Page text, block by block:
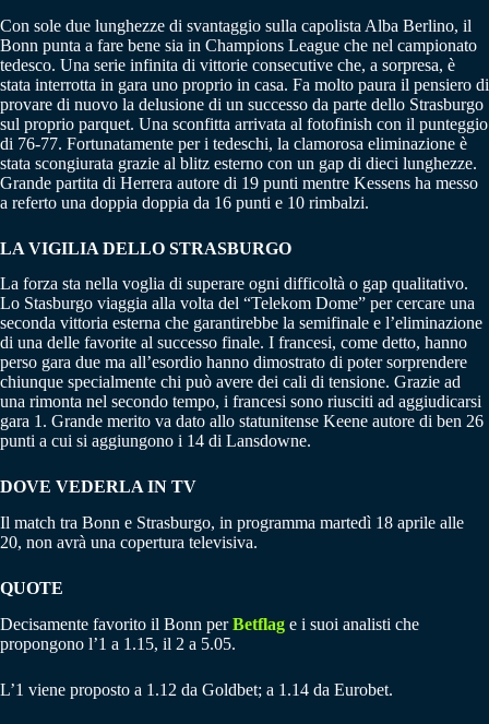
Con sole due lunghezze di svantaggio sulla capolista Alba Berlino, il
Bonn punta a fare bene sia in Champions League che nel campionato
tedesco. Una serie infinita di vittorie consecutive che, a sorpresa, è
stata interrotta in gara uno proprio in casa. Fa molto paura il pensiero di
provare di nuovo la delusione di un successo da parte dello Strasburgo
sul proprio parquet. Una sconfitta arrivata al fotofinish con il punteggio
di 76-77. Fortunatamente per i tedeschi, la clamorosa eliminazione è
stata scongiurata grazie al blitz esterno con un gap di dieci lunghezze.
Grande partita di Herrera autore di 19 punti mentre Kessens ha messo
a referto una doppia doppia da 16 punti e 10 rimbalzi.
LA VIGILIA DELLO STRASBURGO
La forza sta nella voglia di superare ogni difficoltà o gap qualitativo.
Lo Stasburgo viaggia alla volta del “Telekom Dome” per cercare una
seconda vittoria esterna che garantirebbe la semifinale e l’eliminazione
di una delle favorite al successo finale. I francesi, come detto, hanno
perso gara due ma all’esordio hanno dimostrato di poter sorprendere
chiunque specialmente chi può avere dei cali di tensione. Grazie ad
una rimonta nel secondo tempo, i francesi sono riusciti ad aggiudicarsi
gara 1. Grande merito va dato allo statunitense Keene autore di ben 26
punti a cui si aggiungono i 14 di Lansdowne.
DOVE VEDERLA IN TV
Il match tra Bonn e Strasburgo, in programma martedì 18 aprile alle
20, non avrà una copertura televisiva.
QUOTE
Decisamente favorito il Bonn perBetflag e i suoi analisti che
propongono l’1 a 1.15, il 2 a 5.05.
L’1 viene proposto a 1.12 da Goldbet; a 1.14 da Eurobet.